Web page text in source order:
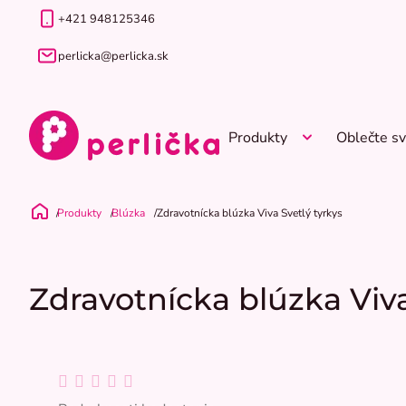
+421 948125346
perlicka@perlicka.sk
Produkty Oblečte
Domov
Produkty Blúzka Zdravotnícka blúzka Viva Svetlý tyrkys
Zdravotnícka blúzka
Priemerné